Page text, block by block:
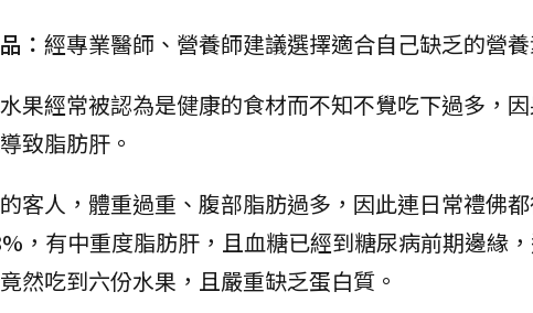
： 經專業醫師、營養師建議選擇適合自己缺乏的營養
水果經常被認為是健康的食材而不知不覺吃下過多，
致脂肪肝。
客人，體重過重、腹部脂肪過多，因此連日常禮佛
，有中重度脂肪肝，且血糖已經到糖尿病前期邊緣
然吃到六份水果，且嚴重缺乏蛋白質。